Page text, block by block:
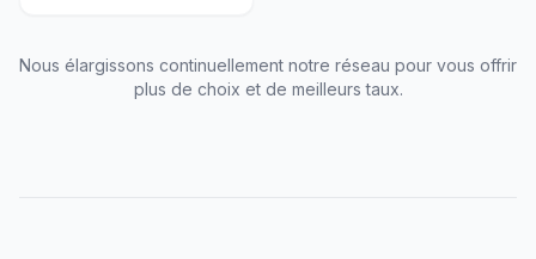
Nous élargissons continuellement notre réseau pour vous offrir
plus de choix et de meilleurs taux.